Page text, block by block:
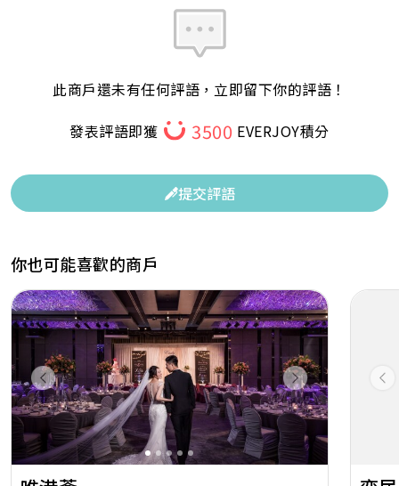
此商戶還未有任何評語，立即留下你的評語！
發表評語即獲
3500 EVERJOY積分
提交評語
你也可能喜歡的商戶
Previous Next